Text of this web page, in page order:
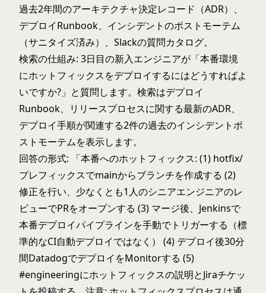
過去2年間のアーキテクチャ決定レコード（ADR）、
デプロイRunbook、インシデントのポストモーテム
（サニタイズ済み）、Slackの質問カタログ。
検索の仕組み: 3日目の新入エンジニアが「本番環境
にホットフィックスをデプロイするにはどうすればよ
いですか?」と質問します。検索はデプロイ
Runbook、リリースプロセスに関する最新のADR、
デプロイ手順が関連する2件の過去のインシデントポ
ストモーテムを表示します。
回答の形式: 「本番へのホットフィックス: (1) hotfix/
プレフィックスでmainからブランチを作成する (2)
修正を行い、少なくとも1人のシニアエンジニアのレ
ビューでPRをオープンする (3) マージ後、Jenkinsで
本番デプロイパイプラインを手動でトリガーする（標
準的なCI自動デプロイではなく） (4) デプロイ後30分
間DatadogでデプロイをMonitorする (5)
#engineeringにホットフィックスの説明とJiraチケッ